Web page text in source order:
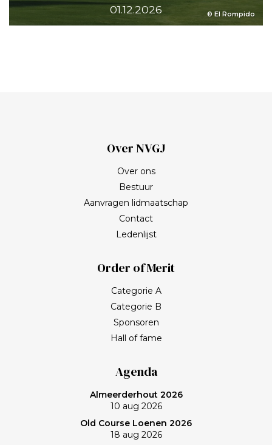
© El Rompido
01.12.2026
Over NVGJ
Over ons
Bestuur
Aanvragen lidmaatschap
Contact
Ledenlijst
Order of Merit
Categorie A
Categorie B
Sponsoren
Hall of fame
Agenda
Almeerderhout 2026
10 aug 2026
Old Course Loenen 2026
18 aug 2026